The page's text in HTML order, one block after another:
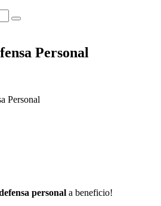
Search
Personal
Personal
personal a beneficio!